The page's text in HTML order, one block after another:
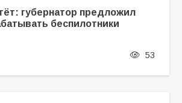
губернатор предложил
беспилотники
53